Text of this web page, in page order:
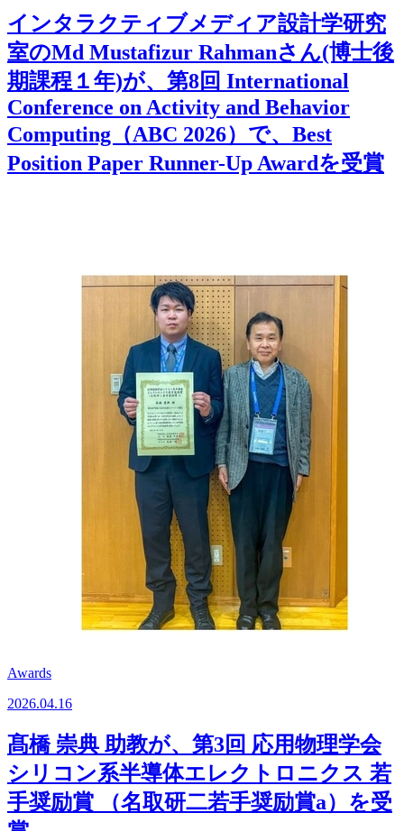
インタラクティブメディア設計学研究
室のMd Mustafizur Rahmanさん(博士後
期課程１年)が、第8回 International
Conference on Activity and Behavior
Computing（ABC 2026）で、Best
Position Paper Runner-Up Awardを受賞
Awards
2026.04.16
髙橋 崇典 助教が、第3回 応用物理学会
シリコン系半導体エレクトロニクス 若
手奨励賞 （名取研二若手奨励賞a）を受